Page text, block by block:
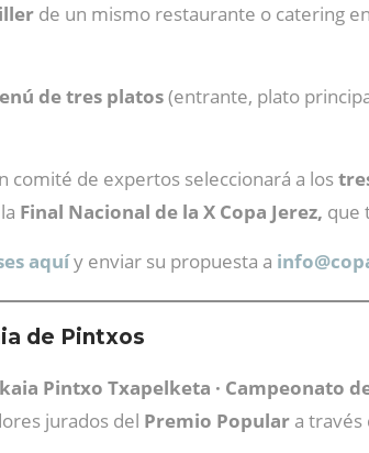
de un mismo restaurante o catering
de tres platos(entrante, plato
comité de expertos seleccionará a los
Final Nacional de la X Copa Jerez, que
aquíy enviar su propuesta a info@
de Pintxos
Pintxo Txapelketa · Campeonato
jurados del Premio Popular a través